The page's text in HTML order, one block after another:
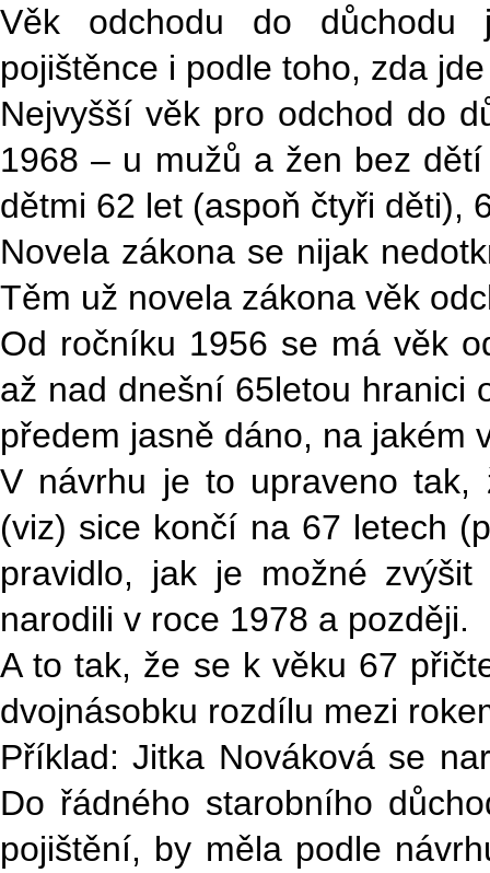
Věk odchodu do důchodu
pojištěnce i podle toho, zda
Nejvyšší věk pro odchod do
1968 – u mužů a žen bez
dětmi 62 let (aspoň čtyři děti),
Novela zákona se nijak
Těm už novela zákona věk
Od ročníku 1956 se má věk
až nad dnešní 65letou hranici
předem jasně dáno, na jakém
V návrhu je to upraveno tak,
(viz) sice končí na 67 letech
pravidlo, jak je možné
narodili v roce 1978 a později.
A to tak, že se k věku 67
dvojnásobku rozdílu mezi
Příklad: Jitka Nováková se
Do řádného starobního
pojištění, by měla podle